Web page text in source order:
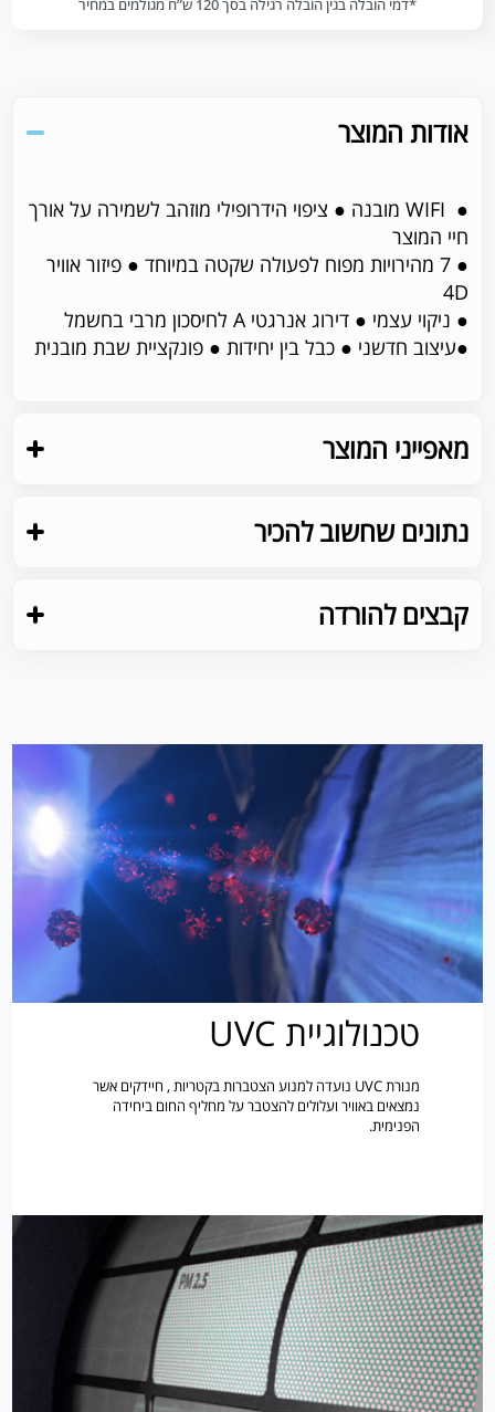
אודות המוצר
● WIFI מובנה ● ציפוי הידרופילי מוזהב לשמירה על אורך
חיי המוצר
● 7 מהירויות מפוח לפעולה שקטה במיוחד ● פיזור אוויר
4D
● ניקוי עצמי ● דירוג אנרגטי A לחיסכון מרבי בחשמל
●עיצוב חדשני ● כבל בין יחידות ● פונקציית שבת מובנית
מאפייני המוצר
נתונים שחשוב להכיר
קבצים להורדה
טכנולוגיית UVC
מנורת UVC נועדה למנוע הצטברות בקטריות , חיידקים אשר
נמצאים באוויר ועלולים להצטבר על מחליף החום ביחידה
הפנימית.